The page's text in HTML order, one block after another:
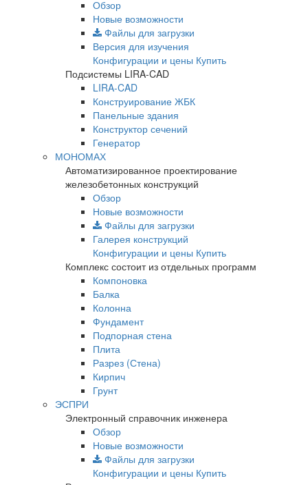
Обзор
Новые возможности
Файлы для загрузки
Версия для изучения
Конфигурации и цены Купить
Подсистемы LIRA-CAD
LIRA-CAD
Конструирование ЖБК
Панельные здания
Конструктор сечений
Генератор
МОНОМАХ
Автоматизированное проектирование
железобетонных конструкций
Обзор
Новые возможности
Файлы для загрузки
Галерея конструкций
Конфигурации и цены Купить
Комплекс состоит из отдельных программ
Компоновка
Балка
Колонна
Фундамент
Подпорная стена
Плита
Разрез (Стена)
Кирпич
Грунт
ЭСПРИ
Электронный справочник инженера
Обзор
Новые возможности
Файлы для загрузки
Конфигурации и цены Купить